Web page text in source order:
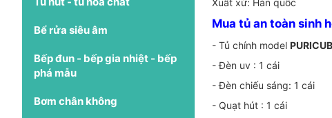
Bể rửa siêu âm
Bếp đun - bếp gia nhiệt - bếp
phá mẫu
Bơm chân không
Mua tủ an toàn sinh
- Tủ chính model
- Đèn uv : 1 cái
- Đèn chiếu sáng: 1 cái
- Quạt hút : 1 cái